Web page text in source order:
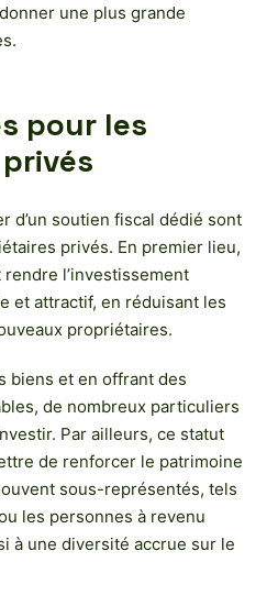
une plus grande
pour les
d’un soutien fiscal dédié sont
privés. En premier lieu,
l’investissement
et attractif, en réduisant les
propriétaires.
biens et en offrant des
de nombreux particuliers
Par ailleurs, ce statut
de renforcer le patrimoine
sous-représentés, tels
les personnes à revenu
à une diversité accrue sur le